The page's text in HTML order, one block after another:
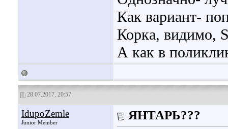
Как вариант-
Корка, видимо,
А как в
28.07.2017, 20:57
IdupoZemle
Junior Member
ЯНТАРЬ???